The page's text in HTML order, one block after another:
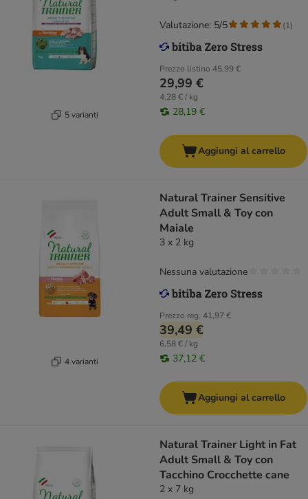
5 varianti
Prezzo listino 45,99 €
29,99 €
4,28 € / kg
28,19 €
Valutazione: 5/5 (1)
Aggiungi al carrello
4 varianti
Natural Trainer Sensitive
Adult Small & Toy con
Maiale
3 x 2 kg
Prezzo reg. 41,97 €
39,49 €
6,58 € / kg
37,12 €
Nessuna valutazione
Aggiungi al carrello
Natural Trainer Light in Fat
Adult Small & Toy con
Tacchino Crocchette cane
2 x 7 kg